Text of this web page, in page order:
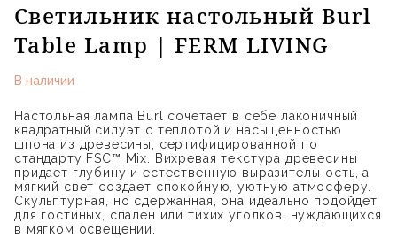
Светильник настольный Burl
Table Lamp | FERM LIVING
В наличии
Настольная лампа Burl сочетает в себе лаконичный
квадратный силуэт с теплотой и насыщенностью
шпона из древесины, сертифицированной по
стандарту FSC™ Mix. Вихревая текстура древесины
придает глубину и естественную выразительность, а
мягкий свет создает спокойную, уютную атмосферу.
Скульптурная, но сдержанная, она идеально подойдет
для гостиных, спален или тихих уголков, нуждающихся
в мягком освещении.